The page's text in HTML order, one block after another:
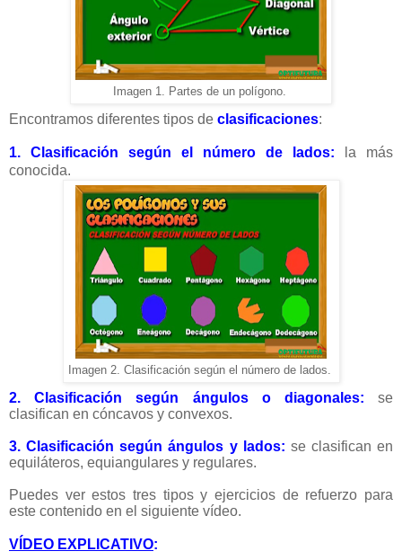
Imagen 1. Partes de un polígono.
Encontramos diferentes tipos de clasificaciones:
1. Clasificación según el número de lados:
la más
conocida.
Imagen 2. Clasificación según el número de lados.
2. Clasificación según ángulos o diagonales: se
clasifican en cóncavos y convexos.
3. Clasificación según ángulos y lados: se clasifican en
equiláteros, equiangulares y regulares.
Puedes ver estos tres tipos y ejercicios de refuerzo para
este contenido en el siguiente vídeo.
VÍDEO EXPLICATIVO: